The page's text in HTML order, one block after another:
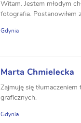
Witam. Jestem młodym
fotografia. Postanowiłem
Gdynia
Marta Chmielecka
Zajmuję się
graficznych.
Gdynia